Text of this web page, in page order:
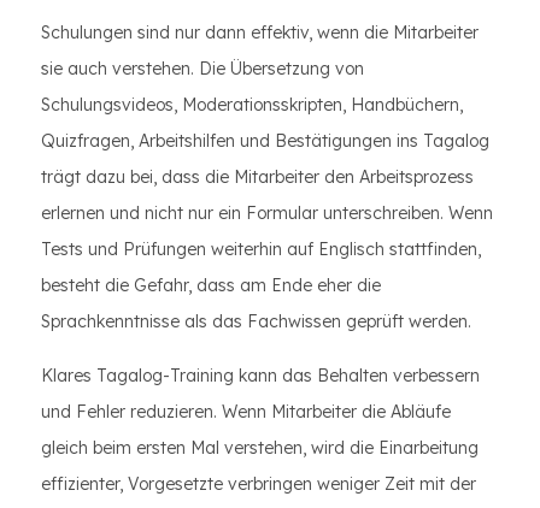
Schulungen sind nur dann effektiv, wenn die Mitarbeiter
sie auch verstehen. Die Übersetzung von
Schulungsvideos, Moderationsskripten, Handbüchern,
Quizfragen, Arbeitshilfen und Bestätigungen ins Tagalog
trägt dazu bei, dass die Mitarbeiter den Arbeitsprozess
erlernen und nicht nur ein Formular unterschreiben. Wenn
Tests und Prüfungen weiterhin auf Englisch stattfinden,
besteht die Gefahr, dass am Ende eher die
Sprachkenntnisse als das Fachwissen geprüft werden.
Klares Tagalog-Training kann das Behalten verbessern
und Fehler reduzieren. Wenn Mitarbeiter die Abläufe
gleich beim ersten Mal verstehen, wird die Einarbeitung
effizienter, Vorgesetzte verbringen weniger Zeit mit der